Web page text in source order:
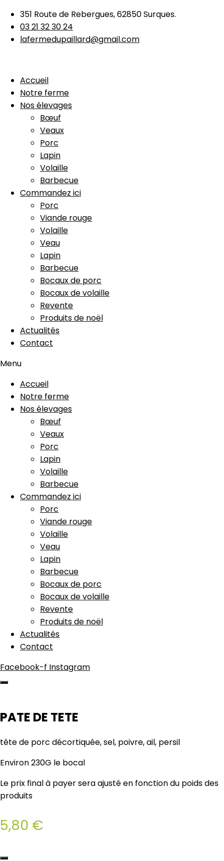
351 Route de Rebergues, 62850 Surques.
03 21 32 30 24
lafermedupaillard@gmail.com
Accueil
Notre ferme
Nos élevages
Bœuf
Veaux
Porc
Lapin
Volaille
Barbecue
Commandez ici
Porc
Viande rouge
Volaille
Veau
Lapin
Barbecue
Bocaux de porc
Bocaux de volaille
Revente
Produits de noël
Actualités
Contact
Menu
Accueil
Notre ferme
Nos élevages
Bœuf
Veaux
Porc
Lapin
Volaille
Barbecue
Commandez ici
Porc
Viande rouge
Volaille
Veau
Lapin
Barbecue
Bocaux de porc
Bocaux de volaille
Revente
Produits de noël
Actualités
Contact
Facebook-f Instagram
PATE DE TETE
tête de porc décortiquée, sel, poivre, ail, persil
Environ 230G le bocal
Le prix final à payer sera ajusté en fonction du poids des
produits
5,80 €